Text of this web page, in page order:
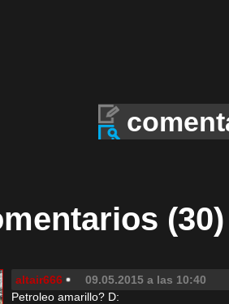
(30)
altair666
09.05.2015 a las 10:40
Petroleo amarillo? D: